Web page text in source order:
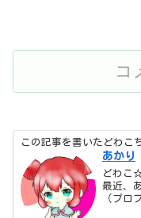
この記事を書いたどわこ
あかり
どわこ
最近、
（プロ